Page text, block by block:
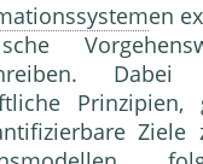
en
Dabei
Ziele